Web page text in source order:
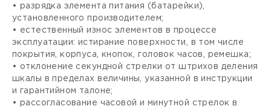
• разрядка элемента питания (батарейки),
установленного производителем;
• естественный износ элементов в процессе
эксплуатации: истирание поверхности, в том числе
покрытия, корпуса, кнопок, головок часов, ремешка;
• отклонение секундной стрелки от штрихов деления
шкалы в пределах величины, указанной в инструкции
и гарантийном талоне;
• рассогласование часовой и минутной стрелок в